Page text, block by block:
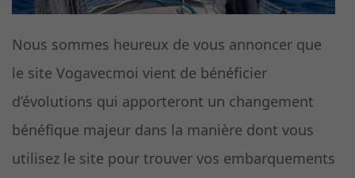
Nous sommes heureux de vous annoncer que
le site Vogavecmoi vient de bénéficier
d’évolutions qui apporteront un changement
bénéfique majeur dans la manière dont vous
utilisez le site pour trouver vos embarquements